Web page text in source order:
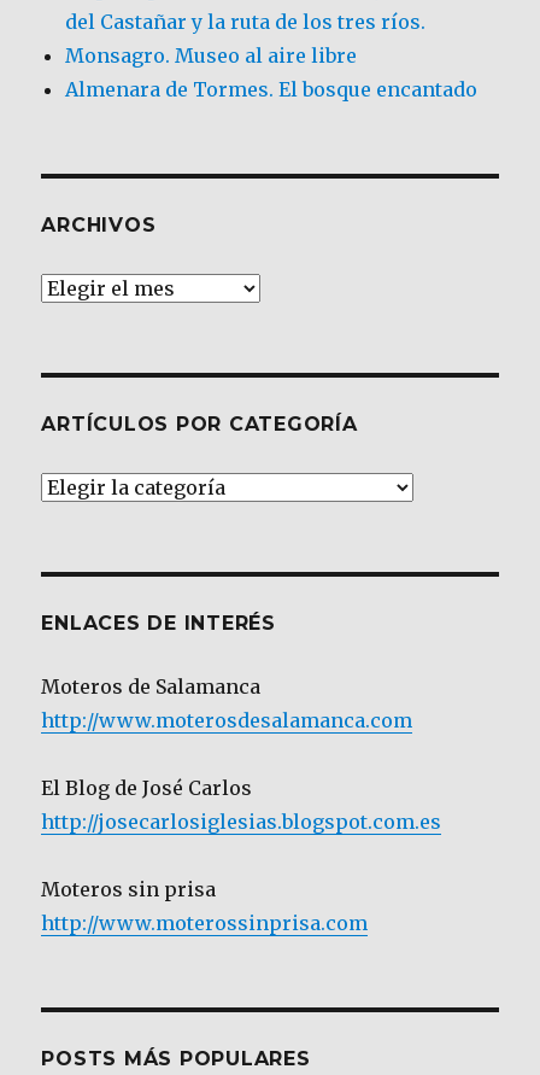
del Castañar y la ruta de los tres ríos.
Monsagro. Museo al aire libre
Almenara de Tormes. El bosque encantado
ARCHIVOS
Archivos
ARTÍCULOS POR CATEGORÍA
Artículos
ENLACES DE INTERÉS
Moteros de Salamanca
http://www.moterosdesalamanca.com
El Blog de José Carlos
http://josecarlosiglesias.blogspot.com.es
Moteros sin prisa
http://www.moterossinprisa.com
POSTS MÁS POPULARES